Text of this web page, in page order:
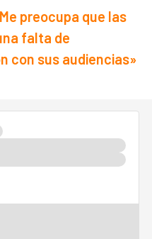
preocupa que las
falta de
con sus audiencias»